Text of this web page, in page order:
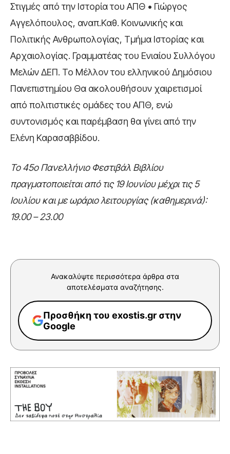
Στιγμές από την Ιστορία του ΑΠΘ • Γιώργος
Αγγελόπουλος, αναπ.Καθ. Κοινωνικής και
Πολιτικής Ανθρωπολογίας, Τμήμα Ιστορίας και
Αρχαιολογίας. Γραμματέας του Ενιαίου Συλλόγου
Μελών ΔΕΠ. Το Μέλλον του ελληνικού Δημόσιου
Πανεπιστημίου Θα ακολουθήσουν χαιρετισμοί
από πολιτιστικές ομάδες του ΑΠΘ, ενώ
συντονισμός και παρέμβαση θα γίνει από την
Ελένη Καρασαββίδου.
Το 45ο Πανελλήνιο Φεστιβάλ Βιβλίου
πραγματοποιείται από τις 19 Ιουνίου μέχρι τις 5
Ιουλίου και με ωράριο λειτουργίας (καθημερινά):
19.00 – 23.00
Ανακαλύψτε περισσότερα άρθρα στα
αποτελέσματα αναζήτησης.
Προσθήκη του exostis.gr στην
Google